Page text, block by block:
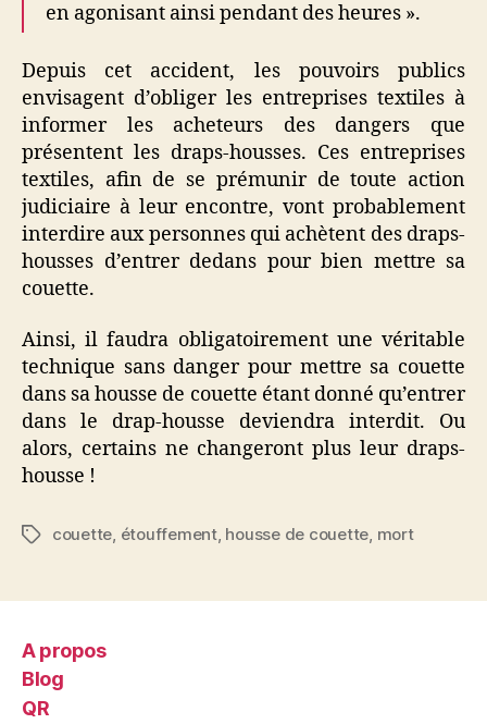
en agonisant ainsi pendant des heures ».
Depuis cet accident, les pouvoirs publics
envisagent d’obliger les entreprises textiles à
informer les acheteurs des dangers que
présentent les draps-housses. Ces entreprises
textiles, afin de se prémunir de toute action
judiciaire à leur encontre, vont probablement
interdire aux personnes qui achètent des draps-
housses d’entrer dedans pour bien mettre sa
couette.
Ainsi, il faudra obligatoirement une véritable
technique sans danger pour mettre sa couette
dans sa housse de couette étant donné qu’entrer
dans le drap-housse deviendra interdit. Ou
alors, certains ne changeront plus leur draps-
housse !
Étiquettes
couette, étouffement, housse de couette, mort
A propos
Blog
QR